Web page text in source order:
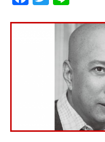
a
c
w
itte